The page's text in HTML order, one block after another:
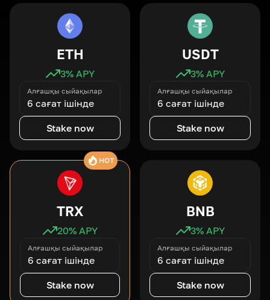
ETH
3% APY
Алғашқы сыйақылар
6 сағат ішінде
Stake now
USDT
3% APY
Алғашқы сыйақылар
6 сағат ішінде
Stake now
HOT
TRX
20% APY
Алғашқы сыйақылар
6 сағат ішінде
Stake now
BNB
3% APY
Алғашқы сыйақылар
6 сағат ішінде
Stake now